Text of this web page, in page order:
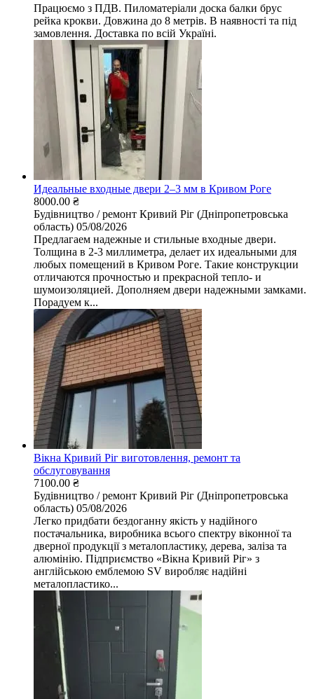
Працюємо з ПДВ. Пиломатеріали доска балки брус
рейка крокви. Довжина до 8 метрів. В наявності та під
замовлення. Доставка по всій Україні.
Идеальные входные двери 2–3 мм в Кривом Роге
8000.00 ₴
Будівництво / ремонт Кривий Ріг (Дніпропетровська
область) 05/08/2026
Предлагаем надежные и стильные входные двери.
Толщина в 2-3 миллиметра, делает их идеальными для
любых помещений в Кривом Роге. Такие конструкции
отличаются прочностью и прекрасной тепло- и
шумоизоляцией. Дополняем двери надежными замками.
Порадуем к...
Вікна Кривий Ріг виготовлення, ремонт та
обслуговування
7100.00 ₴
Будівництво / ремонт Кривий Ріг (Дніпропетровська
область) 05/08/2026
Легко придбати бездоганну якість у надійного
постачальника, виробника всього спектру віконної та
дверної продукції з металопластику, дерева, заліза та
алюмінію. Підприємство «Вікна Кривий Ріг» з
англійською емблемою SV виробляє надійні
металопластико...